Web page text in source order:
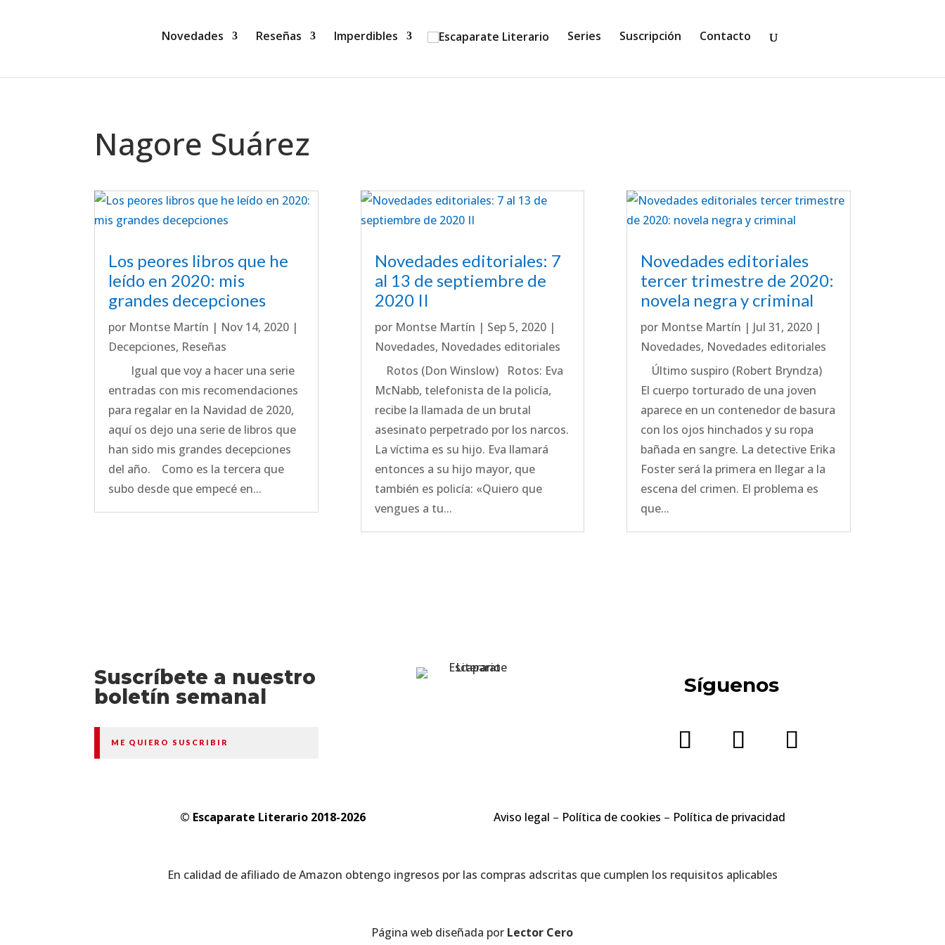
Novedades Reseñas Imperdibles Series Suscripción Contacto
Nagore Suárez
Los peores libros que he
leído en 2020: mis
grandes decepciones
por Montse Martín | Nov 14, 2020 |
Decepciones, Reseñas
Igual que voy a hacer una serie
entradas con mis recomendaciones
para regalar en la Navidad de 2020,
aquí os dejo una serie de libros que
han sido mis grandes decepciones
del año. Como es la tercera que
subo desde que empecé en...
Novedades editoriales: 7
al 13 de septiembre de
2020 II
por Montse Martín | Sep 5, 2020|
Novedades, Novedades editoriales
Rotos (Don Winslow) Rotos: Eva
McNabb, telefonista de la policía,
recibe la llamada de un brutal
asesinato perpetrado por los narcos.
La víctima es su hijo. Eva llamará
entonces a su hijo mayor, que
también es policía: «Quiero que
vengues a tu...
Novedades editoriales
tercer trimestre de 2020:
novela negra y criminal
por Montse Martín | Jul 31, 2020|
Novedades, Novedades editoriales
Último suspiro (Robert Bryndza)
El cuerpo torturado de una joven
aparece en un contenedor de basura
con los ojos hinchados y su ropa
bañada en sangre. La detective Erika
Foster será la primera en llegar a la
escena del crimen. El problema es
que...
Suscríbete a nuestro
boletín semanal
ME QUIERO SUSCRIBIR
Síguenos
© Escaparate Literario 2018-2026 Aviso legal – Política de cookies – Política de privacidad
En calidad de afiliado de Amazon obtengo ingresos por las compras adscritas que cumplen los requisitos aplicables
Página web diseñada por Lector Cero